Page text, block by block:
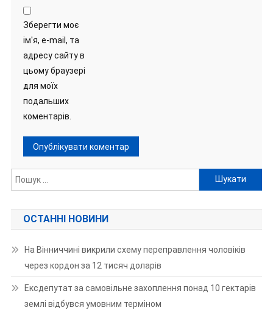
Зберегти моє
ім'я, e-mail, та
адресу сайту в
цьому браузері
для моїх
подальших
коментарів.
Пошук:
ОСТАННІ НОВИНИ
На Вінниччині викрили схему переправлення чоловіків
через кордон за 12 тисяч доларів
Ексдепутат за самовільне захоплення понад 10 гектарів
землі відбувся умовним терміном